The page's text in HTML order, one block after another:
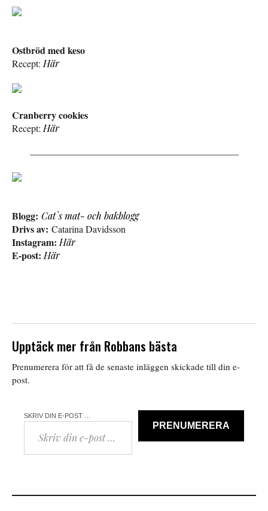
Ostbröd med keso
Recept: Här
Cranberry cookies
Recept: Här
—————————————————————–-
Blogg: Cat`s mat- och bakblogg
Drivs av: Catarina Davidsson
Instagram: Här
E-post:Här
Upptäck mer från Robbans bästa
Prenumerera för att få de senaste inläggen skickade till din e-
post.
SKRIV DIN E-POST …
PRENUMERERA